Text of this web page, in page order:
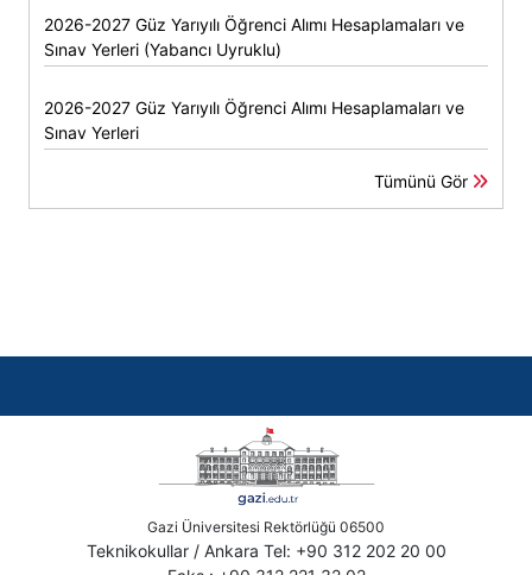
2026-2027 Güz Yarıyılı Öğrenci Alımı Hesaplamaları ve
Sınav Yerleri (Yabancı Uyruklu)
2026-2027 Güz Yarıyılı Öğrenci Alımı Hesaplamaları ve
Sınav Yerleri
Tümünü Gör
Gazi Üniversitesi Rektörlüğü 06500
Teknikokullar / Ankara Tel: +90 312 202 20 00